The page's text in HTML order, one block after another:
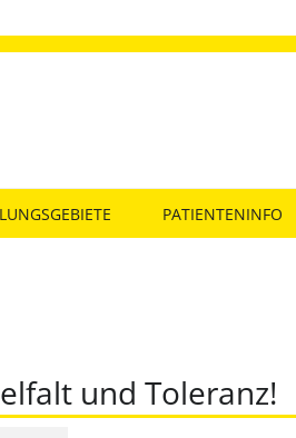
PATIENTENINFO
und Toleranz!